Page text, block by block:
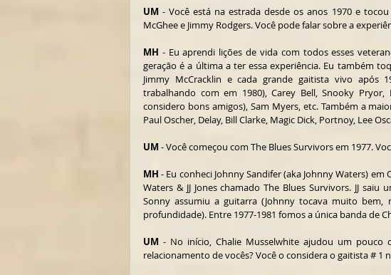
UM - Você está na estrada desde os anos 1970 e
McGhee e Jimmy Rodgers. Você pode falar sobre a
MH - Eu aprendi lições de vida com todos esses
geração é a última a ter essa experiência. Eu também
Jimmy McCracklin e cada grande gaitista vivo após
trabalhando com em 1980), Carey Bell, Snooky
considero bons amigos), Sam Myers, etc. Também a
Paul Oscher, Delay, Bill Clarke, Magic Dick, Portnoy, Lee
UM - Você começou com The Blues Survivors em 1977.
MH - Eu conheci Johnny Sandifer (aka Johnny Waters)
Waters & JJ Jones chamado The Blues Survivors. JJ
Sonny assumiu a guitarra (Johnny tocava muito
profundidade). Entre 1977-1981 fomos a única banda de
UM - No início, Chalie Musselwhite ajudou um pouco
relacionamento de vocês? Você o considera o gaitista # 1